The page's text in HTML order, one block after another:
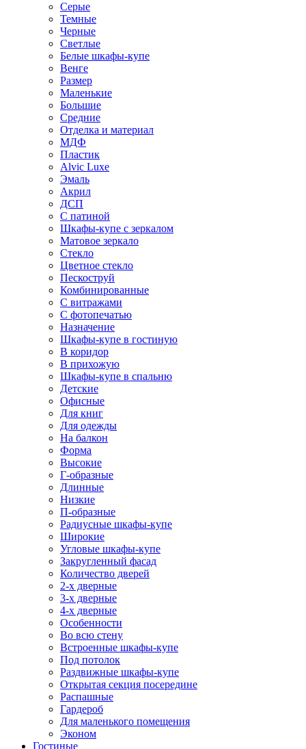
Серые
Темные
Черные
Светлые
Белые шкафы-купе
Венге
Размер
Маленькие
Большие
Средние
Отделка и материал
МДФ
Пластик
Alvic Luxe
Эмаль
Акрил
ДСП
С патиной
Шкафы-купе с зеркалом
Матовое зеркало
Стекло
Цветное стекло
Пескоструй
Комбинированные
С витражами
С фотопечатью
Назначение
Шкафы-купе в гостиную
В коридор
В прихожую
Шкафы-купе в спальню
Детские
Офисные
Для книг
Для одежды
На балкон
Форма
Высокие
Г-образные
Длинные
Низкие
П-образные
Радиусные шкафы-купе
Широкие
Угловые шкафы-купе
Закругленный фасад
Количество дверей
2-х дверные
3-х дверные
4-х дверные
Особенности
Во всю стену
Встроенные шкафы-купе
Под потолок
Раздвижные шкафы-купе
Открытая секция посередине
Распашные
Гардероб
Для маленького помещения
Эконом
Гостиные